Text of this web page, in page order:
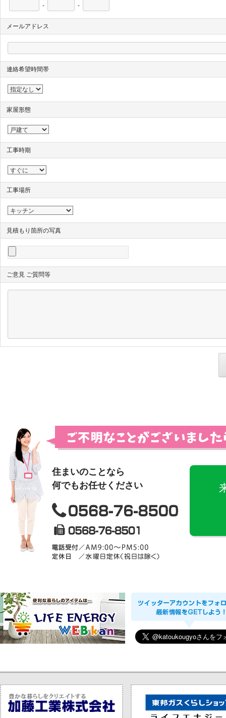
- -
メールアドレス
連絡希望時間帯
家屋形態
工事時期
工事場所
見積もり箇所の写真
ご意見 ご質問等
住まいのことなら
何でもお任せください